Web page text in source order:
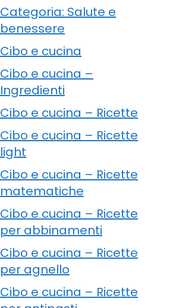
Categoria: Salute e
benessere
Cibo e cucina
Cibo e cucina –
Ingredienti
Cibo e cucina – Ricette
Cibo e cucina – Ricette
light
Cibo e cucina – Ricette
matematiche
Cibo e cucina – Ricette
per abbinamenti
Cibo e cucina – Ricette
per agnello
Cibo e cucina – Ricette